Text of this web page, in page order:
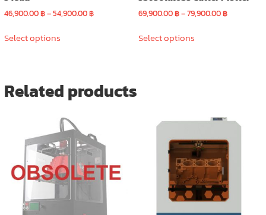
46,900.00฿–54,900.00฿Price
Select optionsproduct
The
may
be
chosen
on
the
product
page
69,900.00฿–79,900.00฿Price
Select optionsproduct
may
chosen
on
the
product
page
Related products